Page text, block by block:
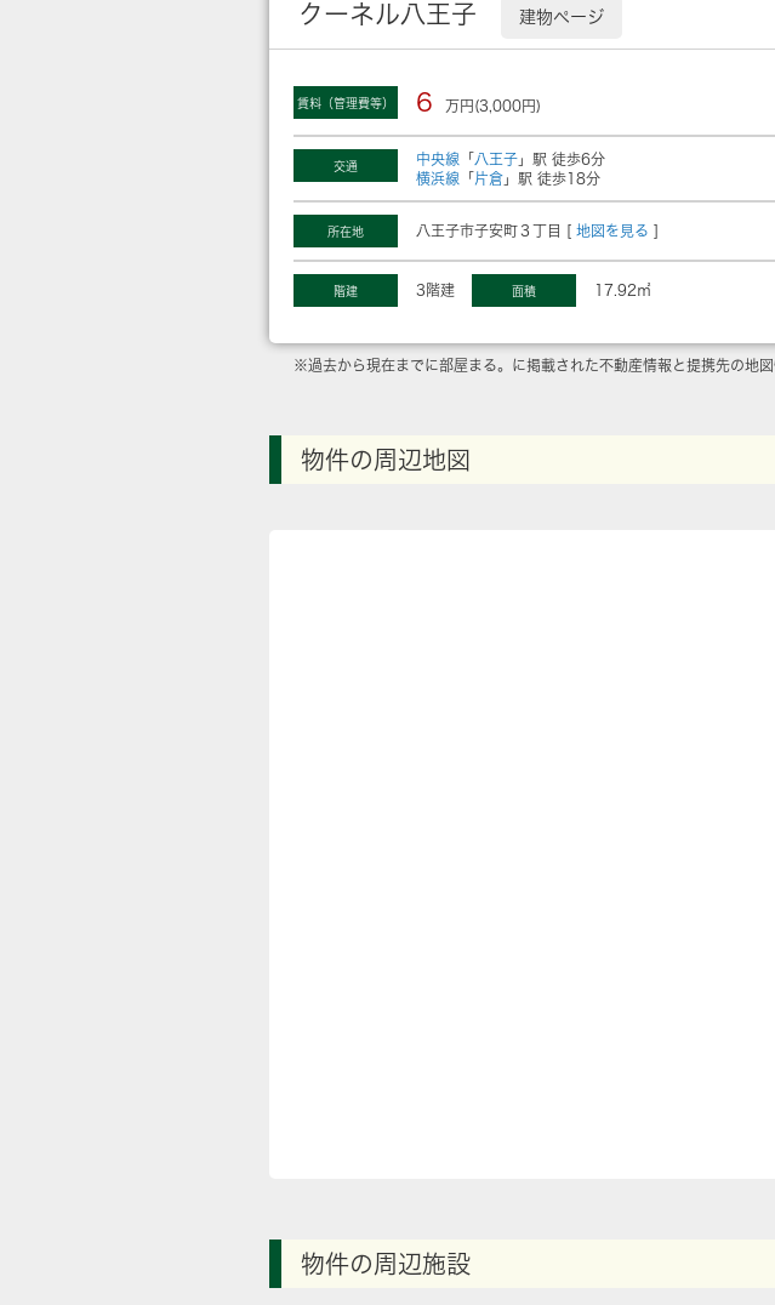
クーネル八王子 建物ページ
賃料（管理費等） 6 万円(3,000円)
交通 中央線 「 八王子 」駅 徒歩6分
横浜線 「 片倉 」駅 徒歩18分
所在地 八王子市子安町３丁目 [ 地図を見る ]
階建 3階建 面積 17.92㎡
※過去から現在までに部屋まる。に掲載された不動産情報と提携先の地図
物件の周辺地図
物件の周辺施設